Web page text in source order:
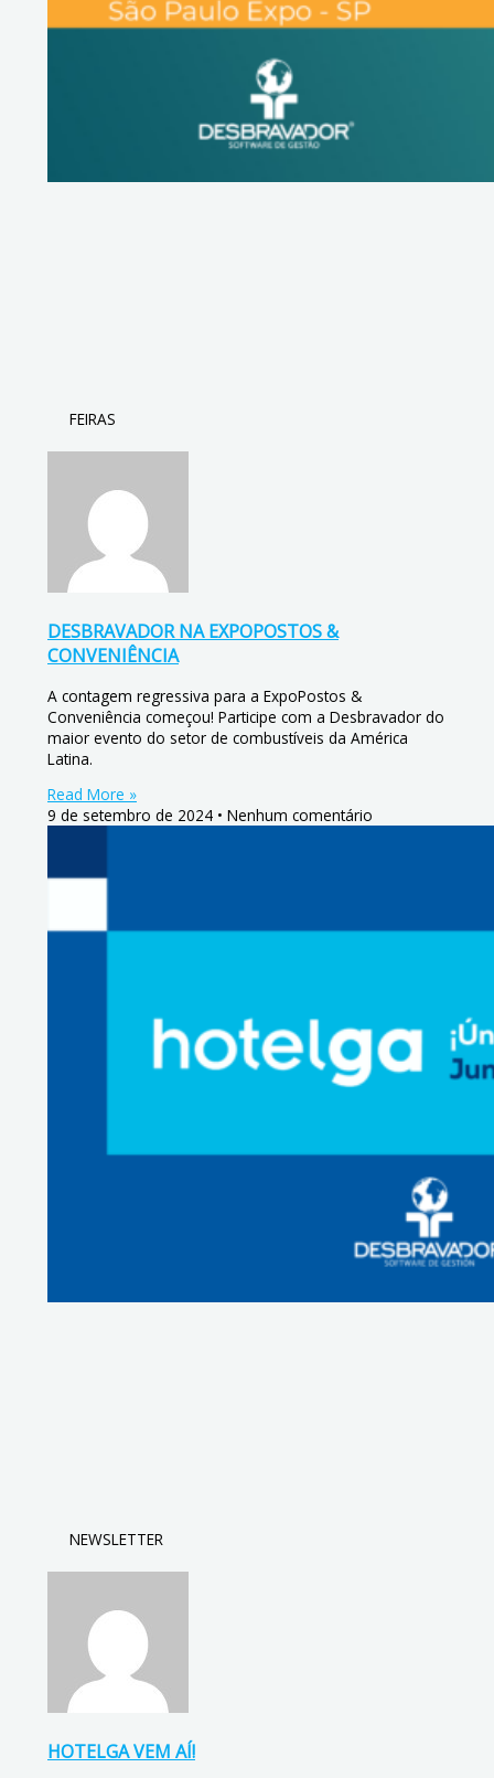
FEIRAS
DESBRAVADOR NA EXPOPOSTOS &
CONVENIÊNCIA
A contagem regressiva para a ExpoPostos &
Conveniência começou! Participe com a Desbravador do
maior evento do setor de combustíveis da América
Latina.
Read More »
9 de setembro de 2024
Nenhum comentário
NEWSLETTER
HOTELGA VEM AÍ!